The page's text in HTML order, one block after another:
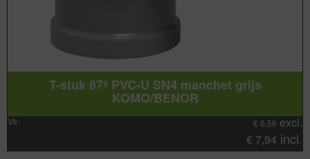
T-stuk 87º PVC-U SN4 manchet grijs
KOMO/BENOR
Va: € 6,56 excl.
€ 7,94 incl.